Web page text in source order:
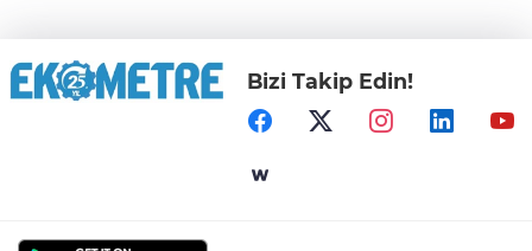
Bizi Takip Edin!